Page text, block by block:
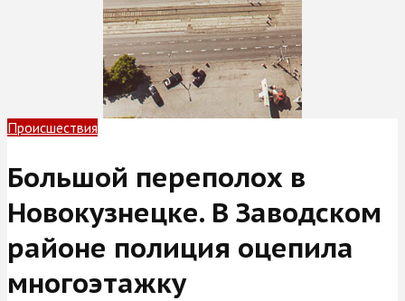
Происшествия
Большой переполох в
Новокузнецке. В Заводском
районе полиция оцепила
многоэтажку